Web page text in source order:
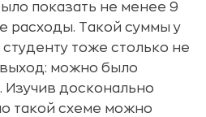
показать не менее 9
расходы. Такой суммы у
тоже столько не
выход: можно было
Изучив досконально
такой схеме можно